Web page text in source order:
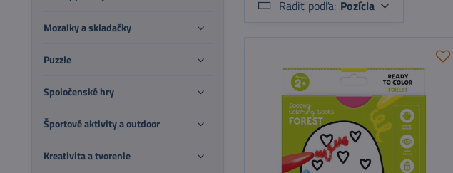
Radiť podľa: Pozícia
Mozaiky a skladačky
Puzzle
Spoločenské hry
Športové aktivity a outdoor
Kreativita a tvorenie